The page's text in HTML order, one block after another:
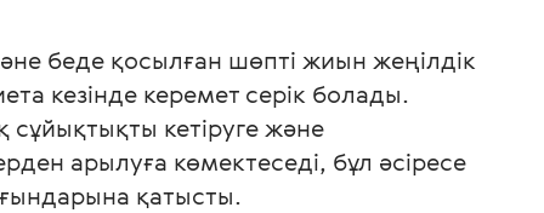
беде қосылған шөпті жиын жеңілдік
кезінде керемет серік болады.
сұйықтықты кетіруге және
арылуға көмектеседі, бұл әсіресе
қатысты.